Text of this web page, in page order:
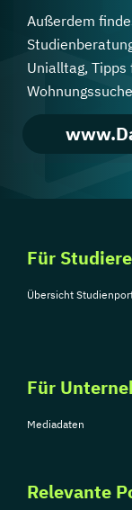
Außerdem
Unialltag, Tipps
Für
Übersicht
Für
Mediadaten
Relevante